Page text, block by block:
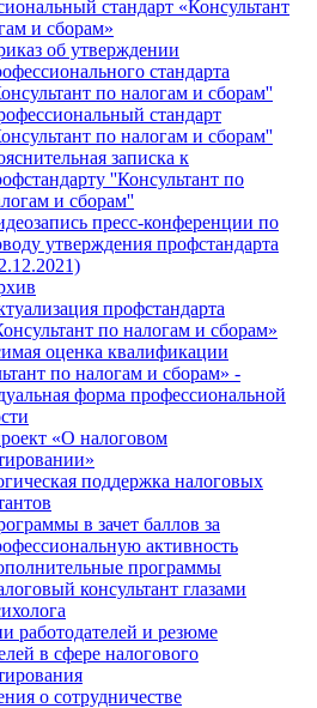
стандарт «Консультант
и сборам»
об утверждении
стандарта
по налогам и сборам''
стандарт
по налогам и сборам''
записка к
''Консультант по
и сборам''
пресс-конференции по
утверждения профстандарта
профстандарта
по налогам и сборам»
оценка квалификации
по налогам и сборам» -
форма профессиональной
«О налоговом
поддержка налоговых
в зачет баллов за
активность
программы
консультант глазами
работодателей и резюме
в сфере налогового
о сотрудничестве